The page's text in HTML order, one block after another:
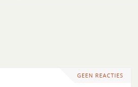
GEEN REACTIES